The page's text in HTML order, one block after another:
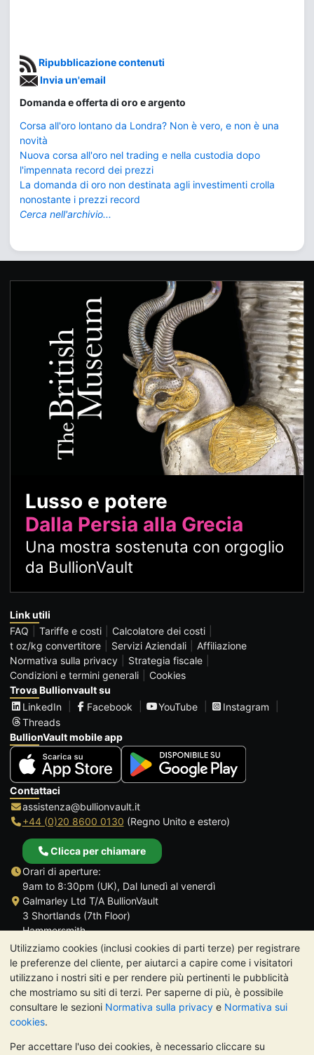
Utilizziamo cookies (inclusi cookies di parti terze) per registrare
le preferenze del cliente, per aiutarci a capire come i visitatori
utilizzano i nostri siti e per rendere più pertinenti le pubblicità
che mostriamo su siti di terzi. Per saperne di più, è possibile
consultare le sezioni Normativa sulla privacy e Normativa sui
cookies.
Per accettare l'uso dei cookies, è necessario cliccare su
Ripubblicazione contenuti
Invia un'email
Domanda e offerta di oro e argento
Corsa all'oro lontano da Londra? Non è vero, e non è una
novità
Nuova corsa all'oro nel trading e nella custodia dopo
l'impennata record dei prezzi
La domanda di oro non destinata agli investimenti crolla
nonostante i prezzi record
Cerca nell'archivio...
Lusso e potere
Dalla Persia alla Grecia
Una mostra sostenuta con orgoglio
da BullionVault
Link utili
FAQ
Tariffe e costi
Calcolatore dei costi
t oz/kg convertitore
Servizi Aziendali
Affiliazione
Normativa sulla privacy
Strategia fiscale
Condizioni e termini generali
Cookies
Trova Bullionvault su
LinkedIn
Facebook YouTube
Instagram
Threads
BullionVault mobile app
Contattaci
assistenza@bullionvault.it
+44 (0)20 8600 0130 (Regno Unito e estero)
Clicca per chiamare
Orari di aperture:
9am to 8:30pm (UK), Dal lunedì al venerdì
Galmarley Ltd T/A BullionVault
3 Shortlands (7th Floor)
Hammersmith
Londra
W6 8DA
Regno Unito
TrustScore 4.7 | 488 recensioni